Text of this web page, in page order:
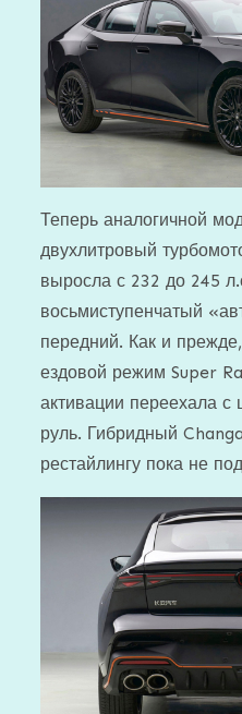
Теперь аналогичной
двухлитровый
выросла с 232 до 245
восьмиступенчатый
передний. Как и
ездовой режим Super
активации переехала с
руль. Гибридный
рестайлингу пока не